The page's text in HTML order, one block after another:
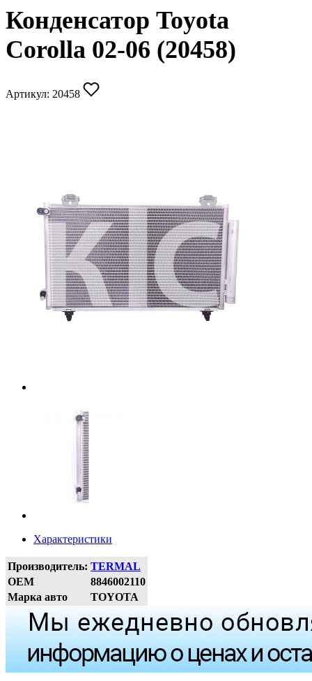
Конденсатор Toyota
Corolla 02-06 (20458)
Артикул: 20458
Характеристики
Производитель: TERMAL
OEM
8846002110
Марка авто
TOYOTA